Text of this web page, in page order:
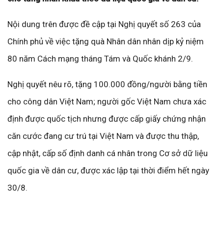
Nội dung trên được đề cập tại Nghị quyết số 263 của
Chính phủ về việc tặng quà Nhân dân nhân dịp kỷ niệm
80 năm Cách mạng tháng Tám và Quốc khánh 2/9.
Nghị quyết nêu rõ, tặng 100.000 đồng/người bằng tiền
cho công dân Việt Nam; người gốc Việt Nam chưa xác
định được quốc tịch nhưng được cấp giấy chứng nhận
căn cước đang cư trú tại Việt Nam và được thu thập,
cập nhật, cấp số định danh cá nhân trong Cơ sở dữ liệu
quốc gia về dân cư, được xác lập tại thời điểm hết ngày
30/8.